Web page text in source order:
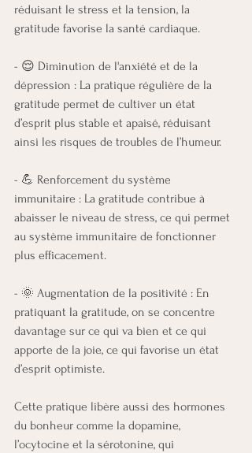
réduisant le stress et la tension, la
gratitude favorise la santé cardiaque.
- 😌 Diminution de l'anxiété et de la
dépression : La pratique régulière de la
gratitude permet de cultiver un état
d’esprit plus stable et apaisé, réduisant
ainsi les risques de troubles de l’humeur.
- 💪 Renforcement du système
immunitaire : La gratitude contribue à
abaisser le niveau de stress, ce qui permet
au système immunitaire de fonctionner
plus efficacement.
- 🌞 Augmentation de la positivité : En
pratiquant la gratitude, on se concentre
davantage sur ce qui va bien et ce qui
apporte de la joie, ce qui favorise un état
d’esprit optimiste.
Cette pratique libère aussi des hormones
du bonheur comme la dopamine,
l’ocytocine et la sérotonine, qui